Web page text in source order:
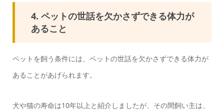
4. ペットの世話を欠かさずできる体力が
あること
ペットを飼う条件には、ペットの世話を欠かさずできる体力が
あることがあげられます。
犬や猫の寿命は10年以上と紹介しましたが、その間飼い主は、